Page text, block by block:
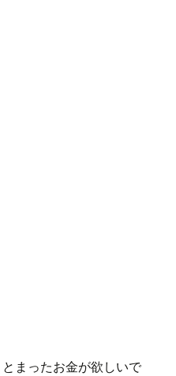
まったお金が欲しいで